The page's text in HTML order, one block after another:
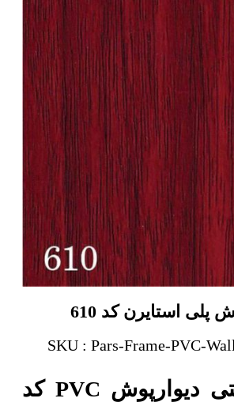
پلی استایرن کد 610
SKU : Pars-Frame-PVC-
خرید اینترنتی دیوارپوش PVC کد